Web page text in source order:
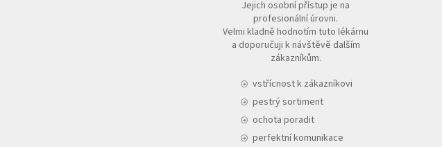
Jejich osobní přístup je na
profesionální úrovni.
Velmi kladně hodnotím tuto lékárnu
a doporučuji k návštěvě dalším
zákazníkům.
vstřícnost k zákazníkovi
pestrý sortiment
ochota poradit
perfektní komunikace